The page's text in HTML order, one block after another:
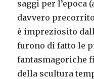
saggi per l’epoca
davvero
è impreziosito
furono di fatto le
fantasmagoriche
della scultura